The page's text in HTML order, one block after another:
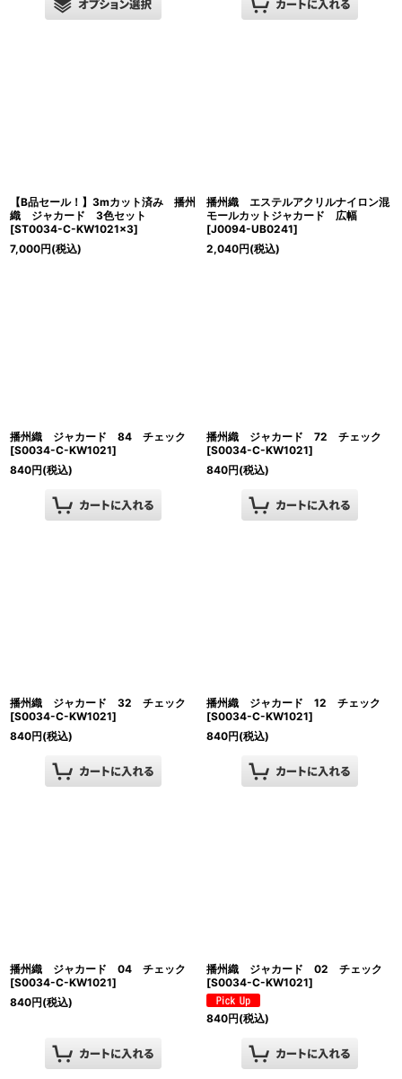
【B品セール！】3mカット済み 播州
織 ジャカード 3色セット
[ST0034-C-KW1021×3]
7,000円(税込)
播州織 エステルアクリルナイロン混
モールカットジャカード 広幅
[J0094-UB0241]
2,040円(税込)
播州織 ジャカード 84 チェック
[S0034-C-KW1021]
840円(税込)
播州織 ジャカード 72 チェック
[S0034-C-KW1021]
840円(税込)
播州織 ジャカード 32 チェック
[S0034-C-KW1021]
840円(税込)
播州織 ジャカード 12 チェック
[S0034-C-KW1021]
840円(税込)
播州織 ジャカード 04 チェック
[S0034-C-KW1021]
840円(税込)
播州織 ジャカード 02 チェック
[S0034-C-KW1021]
840円(税込)